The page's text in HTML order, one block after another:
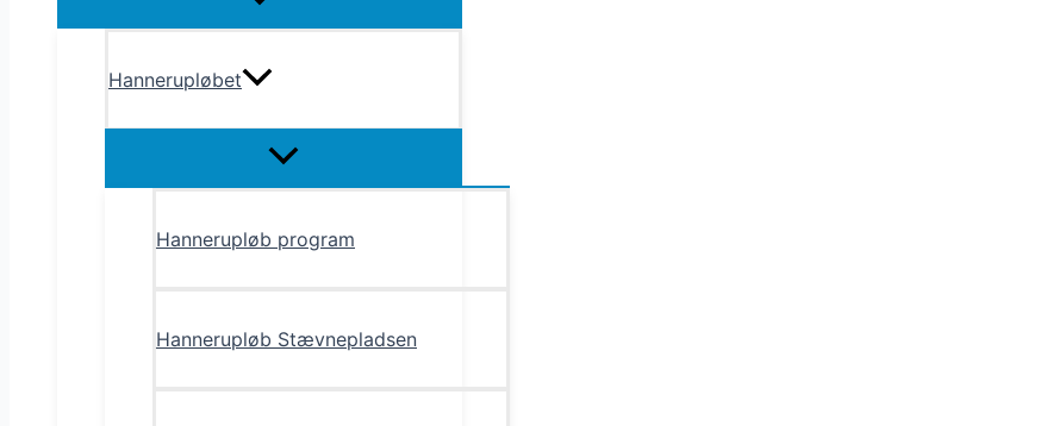
Hannerupløbet
Menu
Hannerupløb program
Hannerupløb Stævnepladsen